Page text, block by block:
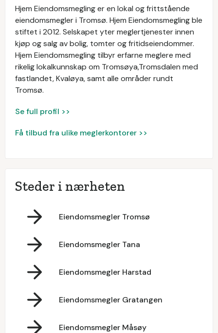
Hjem Eiendomsmegling er en lokal og frittstående
eiendomsmegler i Tromsø. Hjem Eiendomsmegling ble
stiftet i 2012. Selskapet yter meglertjenester innen
kjøp og salg av bolig, tomter og fritidseiendommer.
Hjem Eiendomsmegling tilbyr erfarne meglere med
rikelig lokalkunnskap om Tromsøya,Tromsdalen med
fastlandet, Kvaløya, samt alle områder rundt
Tromsø.
Se full profil >>
Få tilbud fra ulike meglerkontorer >>
Steder i nærheten
Eiendomsmegler Tromsø
Eiendomsmegler Tana
Eiendomsmegler Harstad
Eiendomsmegler Gratangen
Eiendomsmegler Måsøy